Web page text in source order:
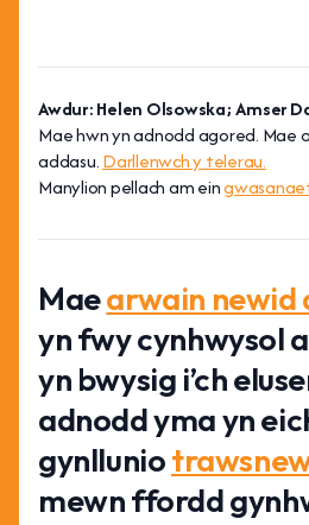
Awdur: Helen Olsowska; Amser
Mae hwn yn adnodd agored. Mae
addasu.Darllenwch y telerau.
Manylion pellach am ein
Maearwain newid
yn fwy cynhwysol
yn bwysig i’ch
adnodd yma yn
gynllunio
mewn ffordd